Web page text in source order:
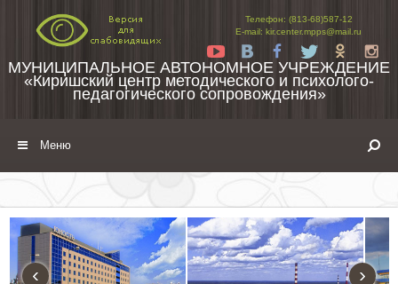
Телефон: (813-68)587-12
E-mail: kir.center.mpps@mail.ru
Yt
Tw
МУНИЦИПАЛЬНОЕ АВТОНОМНОЕ УЧРЕЖДЕНИЕ
«Киришский центр методического и психолого-
педагогического сопровождения»
Меню
‹ ›